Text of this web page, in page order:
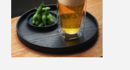
ご購入１ヶ月以内なら、うっか
ても無償で交換できる「保証書